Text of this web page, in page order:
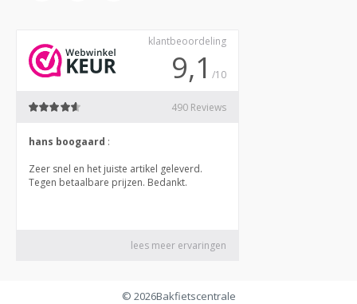
© 2026Bakfietscentrale